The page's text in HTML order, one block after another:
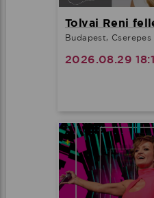
Tolvai Reni
Budapest, Cserepes
2026.08.29